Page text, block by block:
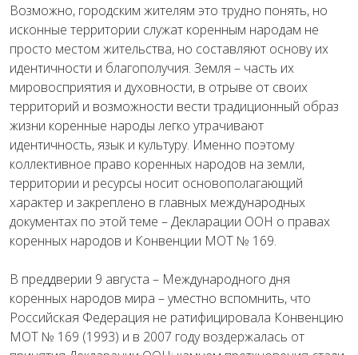
Возможно, городским жителям это трудно понять, но
исконные территории служат коренным народам не
просто местом жительства, но составляют основу их
идентичности и благополучия. Земля – часть их
мировосприятия и духовности, в отрыве от своих
территорий и возможности вести традиционный образ
жизни коренные народы легко утрачивают
идентичность, язык и культуру. Именно поэтому
коллективное право коренных народов на земли,
территории и ресурсы носит основополагающий
характер и закреплено в главных международных
документах по этой теме – Декларации ООН о правах
коренных народов и Конвенции МОТ № 169.
В преддверии 9 августа – Международного дня
коренных народов мира – уместно вспомнить, что
Российская Федерация не ратифицировала Конвенцию
МОТ № 169 (1993) и в 2007 году воздержалась от